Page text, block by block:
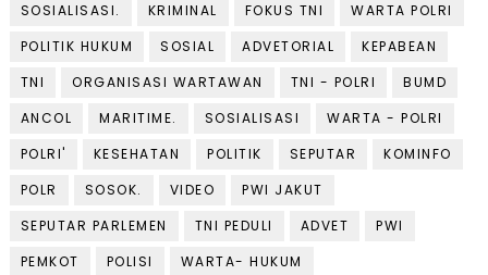
SOSIALISASI.
KRIMINAL FOKUS TNI
WARTA POLRI
POLITIK HUKUM
SOSIAL ADVETORIAL
KEPABEAN
TNI
ORGANISASI WARTAWAN TNI - POLRI
BUMD
ANCOL
MARITIME. SOSIALISASI
WARTA - POLRI
POLRI'
KESEHATAN POLITIK SEPUTAR
KOMINFO
POLR
SOSOK. VIDEO
PWI JAKUT
SEPUTAR PARLEMEN
TNI PEDULI ADVET
PWI
PEMKOT
POLISI
WARTA- HUKUM